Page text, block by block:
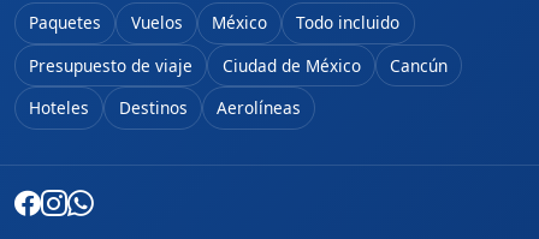
Paquetes Vuelos México
Todo incluido
Presupuesto de viaje
Ciudad de México
Cancún
Hoteles
Destinos Aerolíneas